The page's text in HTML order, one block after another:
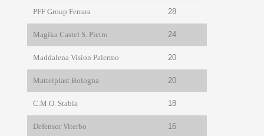
PFF Group Ferrara 28
Magika Castel S. Pietro 24
Maddalena Vision Palermo 20
Matteiplast Bologna 20
C.M.O. Stabia 18
Defensor Viterbo 16